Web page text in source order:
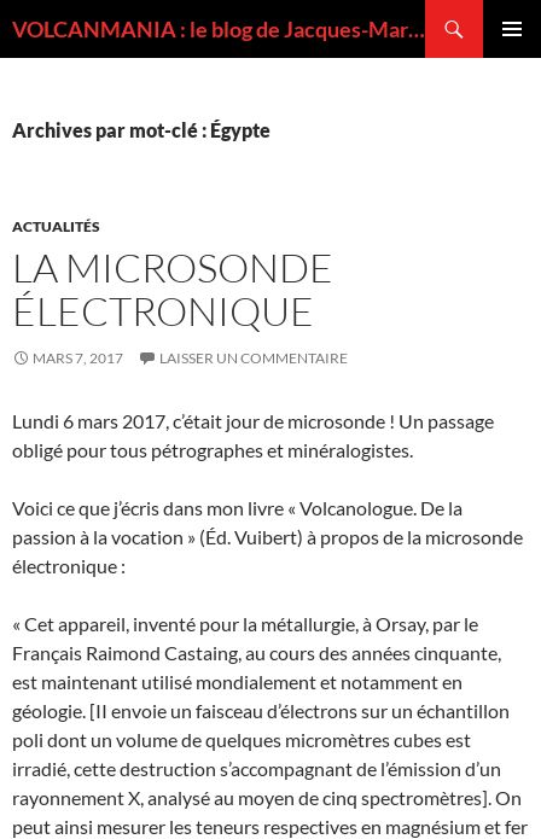
VOLCANMANIA : le blog de Jacques-Marie BARDINTZEFF, volcanologue
Archives par mot-clé : Égypte
ACTUALITÉS
LA MICROSONDE
ÉLECTRONIQUE
MARS 7, 2017 LAISSER UN COMMENTAIRE
Lundi 6 mars 2017, c’était jour de microsonde ! Un passage
obligé pour tous pétrographes et minéralogistes.
Voici ce que j’écris dans mon livre « Volcanologue. De la
passion à la vocation » (Éd. Vuibert) à propos de la microsonde
électronique :
« Cet appareil, inventé pour la métallurgie, à Orsay, par le
Français Raimond Castaing, au cours des années cinquante,
est maintenant utilisé mondialement et notamment en
géologie. [II envoie un faisceau d’électrons sur un échantillon
poli dont un volume de quelques micromètres cubes est
irradié, cette destruction s’accompagnant de l’émission d’un
rayonnement X, analysé au moyen de cinq spectromètres]. On
peut ainsi mesurer les teneurs respectives en magnésium et fer